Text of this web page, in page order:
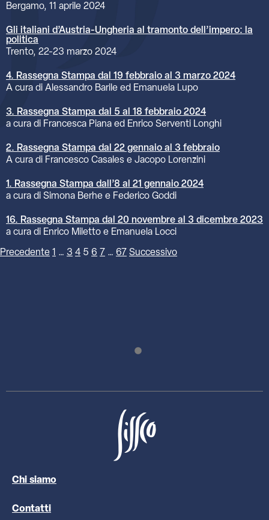
Bergamo, 11 aprile 2024
Gli italiani d’Austria-Ungheria al tramonto dell’impero: la
politica
Trento, 22-23 marzo 2024
4. Rassegna Stampa dal 19 febbraio al 3 marzo 2024
A cura di Alessandro Barile ed Emanuela Lupo
3. Rassegna Stampa dal 5 al 18 febbraio 2024
a cura di Francesca Piana ed Enrico Serventi Longhi
2. Rassegna Stampa dal 22 gennaio al 3 febbraio
A cura di Francesco Casales e Jacopo Lorenzini
1. Rassegna Stampa dall’8 al 21 gennaio 2024
a cura di Simona Berhe e Federico Goddi
16. Rassegna Stampa dal 20 novembre al 3 dicembre 2023
a cura di Enrico Miletto e Emanuela Locci
Precedente 1 … 3 4 5 6 7 … 67 Successivo
Chi siamo
Contatti